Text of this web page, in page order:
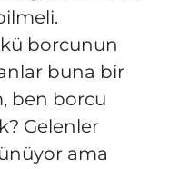
borcunun
buna bir
ben borcu
Gelenler
ama